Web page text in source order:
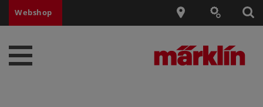
Webshop